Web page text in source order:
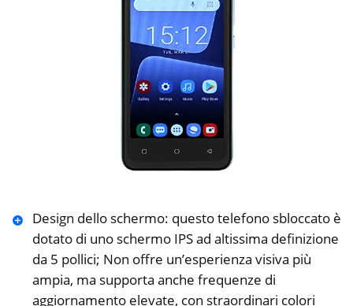
Design dello schermo: questo telefono sbloccato è
dotato di uno schermo IPS ad altissima definizione
da 5 pollici; Non offre un’esperienza visiva più
ampia, ma supporta anche frequenze di
aggiornamento elevate, con straordinari colori